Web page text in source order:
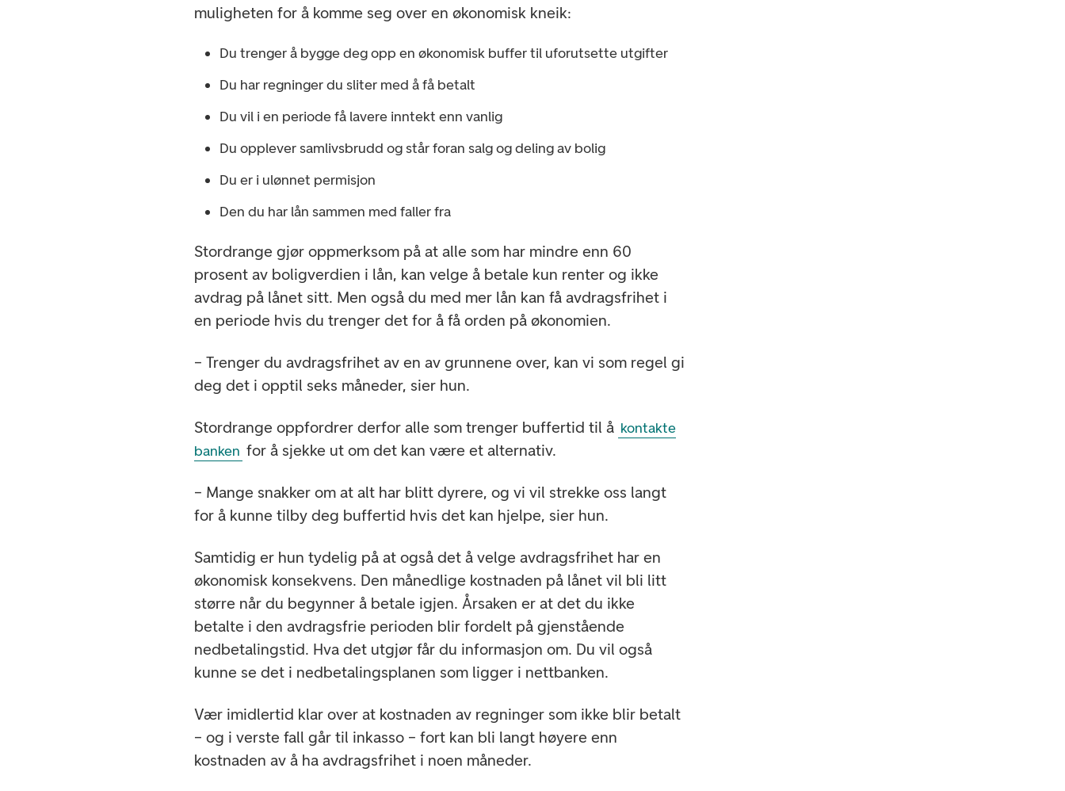
muligheten for å komme seg over en økonomisk kneik:
Du trenger å bygge deg opp en økonomisk buffer til uforutsette utgifter
Du har regninger du sliter med å få betalt
Du vil i en periode få lavere inntekt enn vanlig
Du opplever samlivsbrudd og står foran salg og deling av bolig
Du er i ulønnet permisjon
Den du har lån sammen med faller fra
Stordrange gjør oppmerksom på at alle som har mindre enn 60
prosent av boligverdien i lån, kan velge å betale kun renter og ikke
avdrag på lånet sitt. Men også du med mer lån kan få avdragsfrihet i
en periode hvis du trenger det for å få orden på økonomien.
– Trenger du avdragsfrihet av en av grunnene over, kan vi som regel gi
deg det i opptil seks måneder, sier hun.
Stordrange oppfordrer derfor alle som trenger buffertid til å kontakte
banken for å sjekke ut om det kan være et alternativ.
– Mange snakker om at alt har blitt dyrere, og vi vil strekke oss langt
for å kunne tilby deg buffertid hvis det kan hjelpe, sier hun.
Samtidig er hun tydelig på at også det å velge avdragsfrihet har en
økonomisk konsekvens. Den månedlige kostnaden på lånet vil bli litt
større når du begynner å betale igjen. Årsaken er at det du ikke
betalte i den avdragsfrie perioden blir fordelt på gjenstående
nedbetalingstid. Hva det utgjør får du informasjon om. Du vil også
kunne se det i nedbetalingsplanen som ligger i nettbanken.
Vær imidlertid klar over at kostnaden av regninger som ikke blir betalt
– og i verste fall går til inkasso – fort kan bli langt høyere enn
kostnaden av å ha avdragsfrihet i noen måneder.